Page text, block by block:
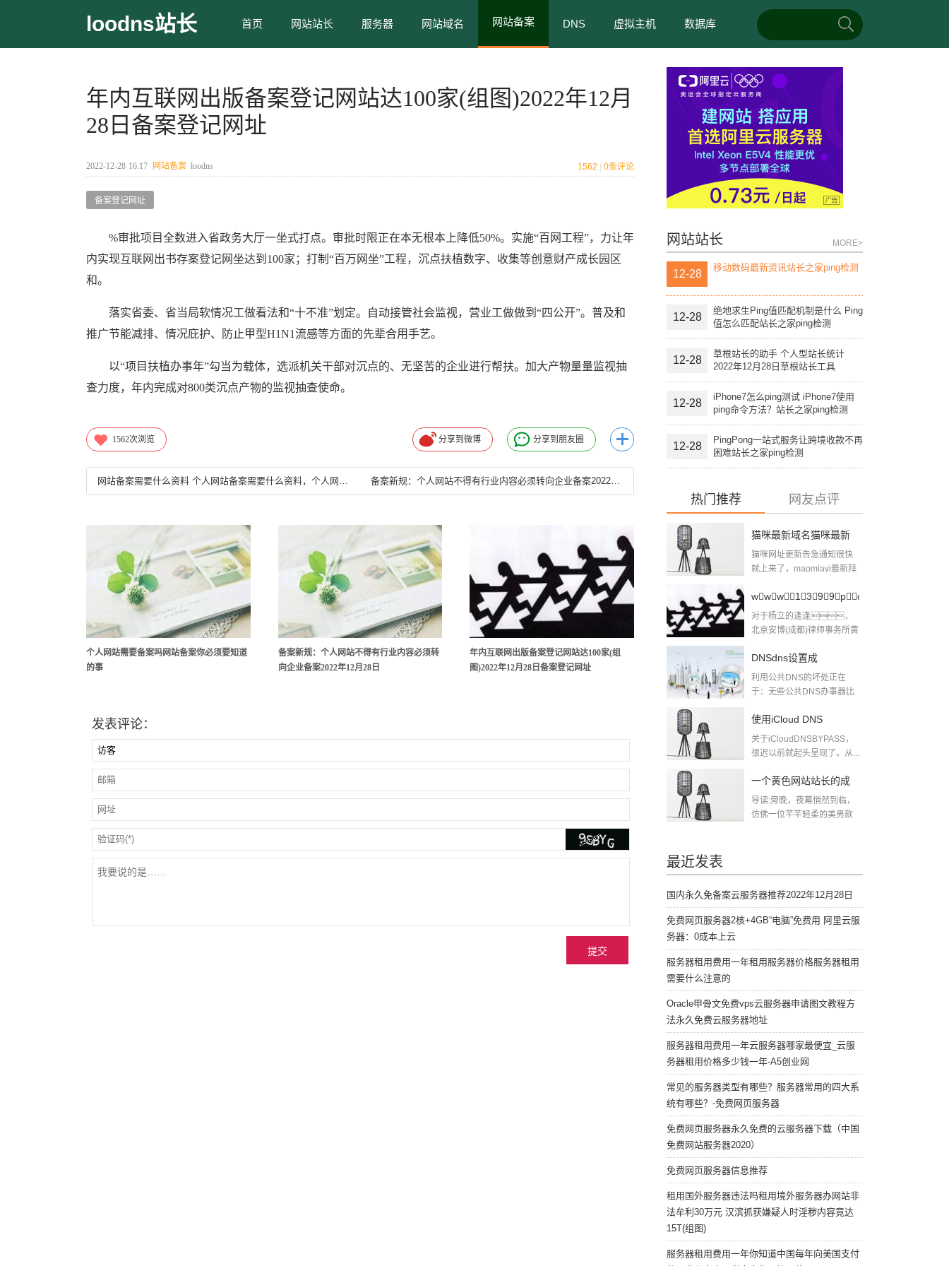
loodns站长 首页 网站站长 服务器 网站域名 网站备案 DNS 虚拟主机 数据库
年内互联网出版备案登记网站达100家(组图)2022年12月
28日备案登记网址
2022-12-28 16:17 网站备案 loodns 1562 0条评论
备案登记网址
%审批项目全数进入省政务大厅一坐式打点。审批时限正在本无根本上降低50%。实施“百网工程”，力让年
内实现互联网出书存案登记网坐达到100家；打制“百万网坐”工程，沉点扶植数字、收集等创意财产成长园区
和。
落实省委、省当局软情况工做看法和“十不准”划定。自动接管社会监视，营业工做做到“四公开”。普及和
推广节能减排、情况庇护、防止甲型H1N1流感等方面的先辈合用手艺。
以“项目扶植办事年”勾当为载体，选派机关干部对沉点的、无坚苦的企业进行帮扶。加大产物量量监视抽
查力度，年内完成对800类沉点产物的监视抽查使命。
1562次浏览 分享到微博 分享到朋友圈
网站备案需要什么资料 个人网站备案需要什么资料，个人网站需要备案吗 备案新规：个人网站不得有行业内容必须转向企业备案2022年12月28日
个人网站需要备案吗网站备案你必须要知道
的事
备案新规：个人网站不得有行业内容必须转
向企业备案2022年12月28日
年内互联网出版备案登记网站达100家(组
图)2022年12月28日备案登记网址
发表评论：
网站站长 MORE>
12-28
移动数码最新资讯站长之家ping检测
12-28
绝地求生Ping值匹配机制是什么 Ping
值怎么匹配站长之家ping检测
12-28
草根站长的助手 个人型站长统计
2022年12月28日草根站长工具
12-28
iPhone7怎么ping测试 iPhone7使用
ping命令方法？站长之家ping检测
12-28
PingPong一站式服务让跨境收款不再
困难站长之家ping检测
热门推荐 网友点评
猫咪最新域名猫咪最新
跳转域名
猫咪网址更新告急通知很快
就上来了，maomiavi最新拜
www1399pcompk10，
网站域名
对于杨立的逢逢，
北京安博(成都)律师事务所黄
DNSdns设置成
114114114114有什么好
利用公共DNS的坏处正在
于：无些公共DNS办事器比
使用iCloud DNS
BYPASS绕过激活界面在
关于iCloudDNSBYPASS，
很迟以前就起头呈现了。从...
一个黄色网站站长的成
长之路
导读:旁晚，夜幕悄然到临，
仿佛一位芊芊轻柔的美男款
最近发表
国内永久免备案云服务器推荐2022年12月28日
免费网页服务器2核+4GB“电脑”免费用 阿里云服
务器：0成本上云
服务器租用费用一年租用服务器价格服务器租用
需要什么注意的
Oracle甲骨文免费vps云服务器申请图文教程方
法永久免费云服务器地址
服务器租用费用一年云服务器哪家最便宜_云服
务器租用价格多少钱一年-A5创业网
常见的服务器类型有哪些？服务器常用的四大系
统有哪些？-免费网页服务器
免费网页服务器永久免费的云服务器下载（中国
免费网站服务器2020）
免费网页服务器信息推荐
租用国外服务器违法吗租用境外服务器办网站非
法牟利30万元 汉滨抓获嫌疑人时淫秽内容竟达
15T(组图)
服务器租用费用一年你知道中国每年向美国支付